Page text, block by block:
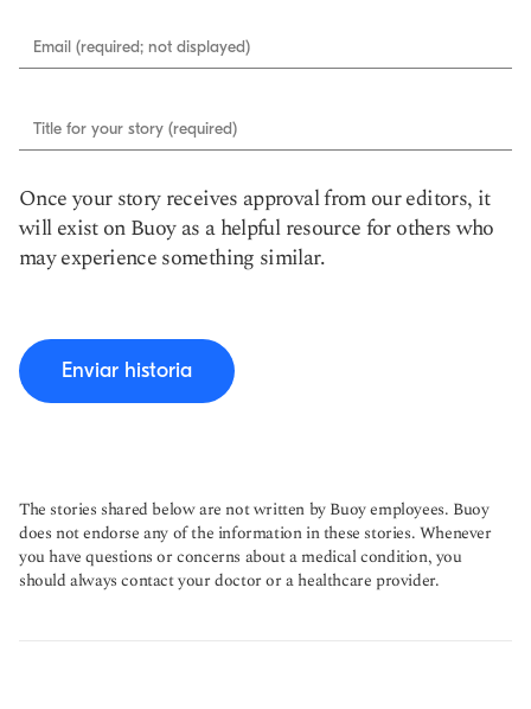
Email (required; not displayed)
Title for your story (required)
Once your story receives approval from our editors, it
will exist on Buoy as a helpful resource for others who
may experience something similar.
Enviar historia
The stories shared below are not written by Buoy employees. Buoy
does not endorse any of the information in these stories. Whenever
you have questions or concerns about a medical condition, you
should always contact your doctor or a healthcare provider.